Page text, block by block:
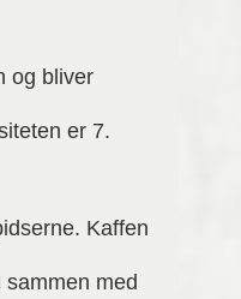
og bliver
er 7.
Kaffen
med